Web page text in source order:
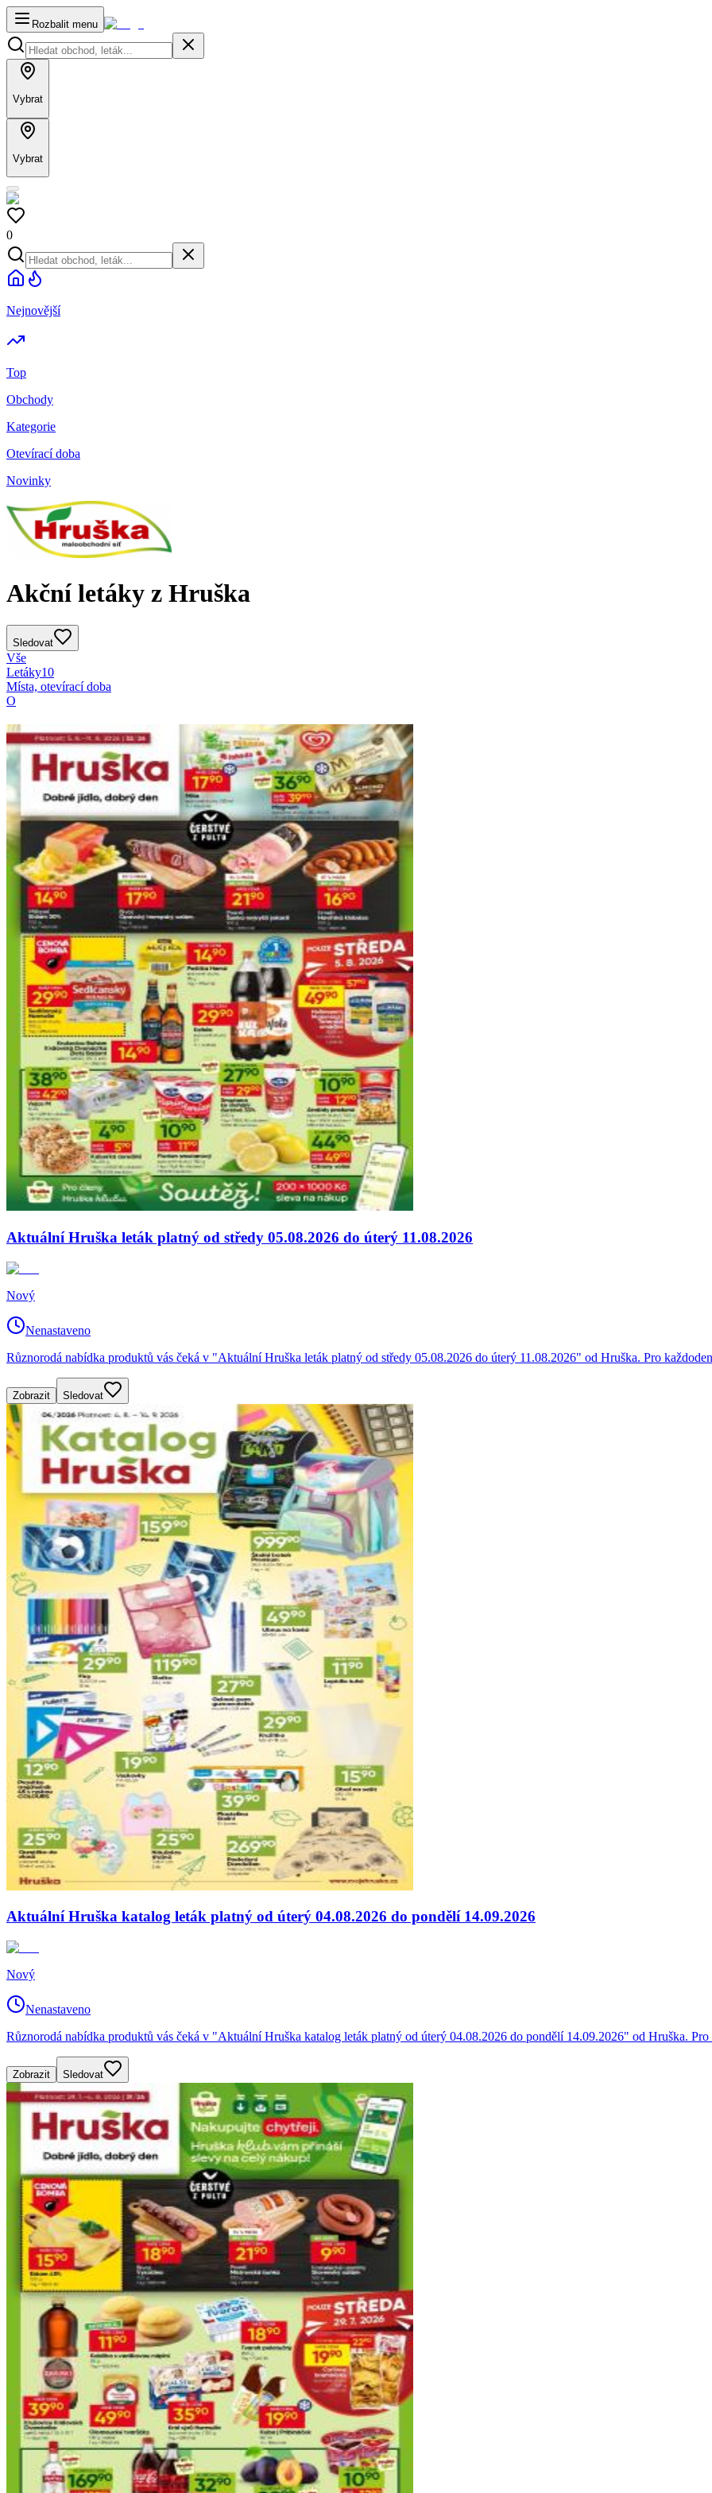
Rozbalit menu
Vybrat
Vybrat
0
Nejnovější
Top
Obchody
Kategorie
Otevírací doba
Novinky
Akční letáky z Hruška
Sledovat
Vše
Letáky10
Místa, otevírací doba
O
Aktuální Hruška leták platný od středy 05.08.2026 do úterý 11.08.2026
Nový
Nenastaveno
Různorodá nabídka produktů vás čeká v "Aktuální Hruška leták platný od středy 05.08.2026 do úterý 11.08.2026" od Hruška. Pro
Zobrazit Sledovat
Aktuální Hruška katalog leták platný od úterý 04.08.2026 do pondělí 14.09.2026
Nový
Nenastaveno
Různorodá nabídka produktů vás čeká v "Aktuální Hruška katalog leták platný od úterý 04.08.2026 do pondělí 14.09.2026" od Hruška.
Zobrazit Sledovat